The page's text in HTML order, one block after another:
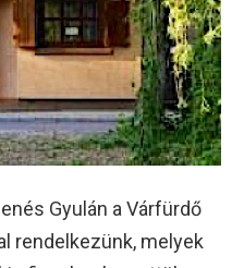
Gyulán a Várfürdő
rendelkezünk, melyek